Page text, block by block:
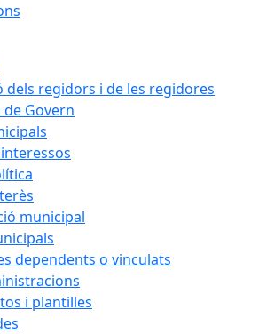
regidors i de les regidores
Govern
municipal
dependents o vinculats
i plantilles